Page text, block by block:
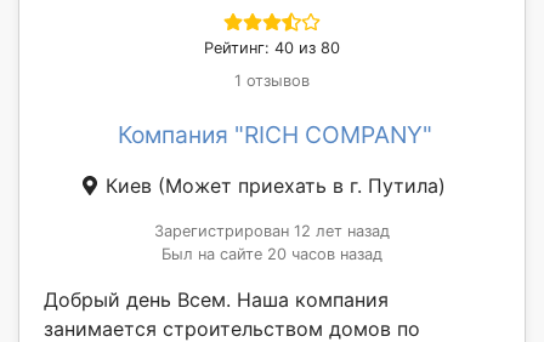
Рейтинг: 40 из 80
1 отзывов
Компания "RICH COMPANY"
Киев (Может приехать в г. Путила)
Зарегистрирован 12 лет назад
Был на сайте 20 часов назад
Добрый день Всем. Наша компания
занимается строительством домов по